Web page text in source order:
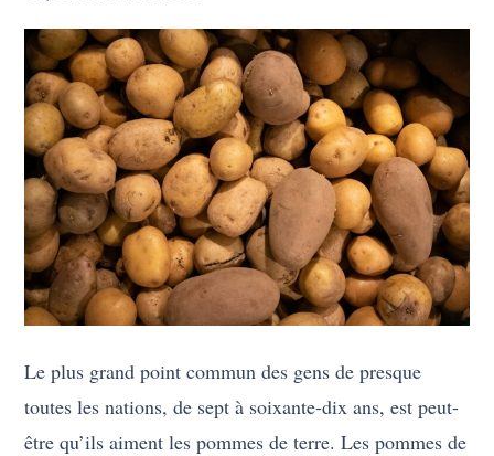
Le plus grand point commun des gens de presque
toutes les nations, de sept à soixante-dix ans, est peut-
être qu’ils aiment les pommes de terre. Les pommes de